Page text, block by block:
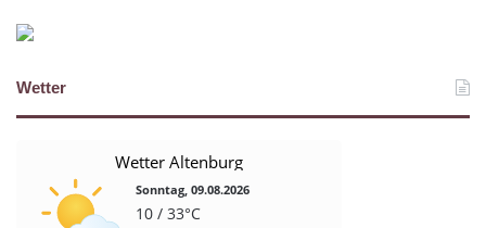
Wetter
Wetter Altenburg
Sonntag, 09.08.2026
10 / 33°C